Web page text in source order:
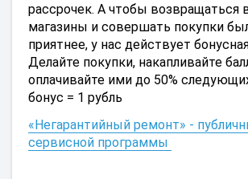
рассрочек. А чтобы возвращаться
магазины и совершать покупки
приятнее, у нас действует
Делайте покупки, накапливайте
оплачивайте ими до 50%
бонус = 1 рубль
«Негарантийный ремонт» -
сервисной программы